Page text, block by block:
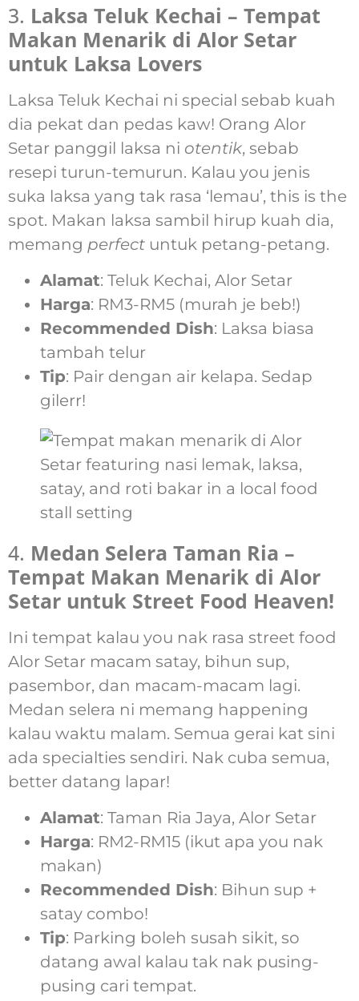
3. Laksa Teluk Kechai – Tempat
Makan Menarik di Alor Setar
untuk Laksa Lovers
Laksa Teluk Kechai ni special sebab kuah
dia pekat dan pedas kaw! Orang Alor
Setar panggil laksa ni otentik, sebab
resepi turun-temurun. Kalau you jenis
suka laksa yang tak rasa ‘lemau’, this is the
spot. Makan laksa sambil hirup kuah dia,
memang perfect untuk petang-petang.
Alamat: Teluk Kechai, Alor Setar
Harga: RM3-RM5 (murah je beb!)
Recommended Dish: Laksa biasa
tambah telur
Tip: Pair dengan air kelapa. Sedap
gilerr!
4. Medan Selera Taman Ria –
Tempat Makan Menarik di Alor
Setar untuk Street Food Heaven!
Ini tempat kalau you nak rasa street food
Alor Setar macam satay, bihun sup,
pasembor, dan macam-macam lagi.
Medan selera ni memang happening
kalau waktu malam. Semua gerai kat sini
ada specialties sendiri. Nak cuba semua,
better datang lapar!
Alamat: Taman Ria Jaya, Alor Setar
Harga: RM2-RM15 (ikut apa you nak
makan)
Recommended Dish: Bihun sup +
satay combo!
Tip: Parking boleh susah sikit, so
datang awal kalau tak nak pusing-
pusing cari tempat.